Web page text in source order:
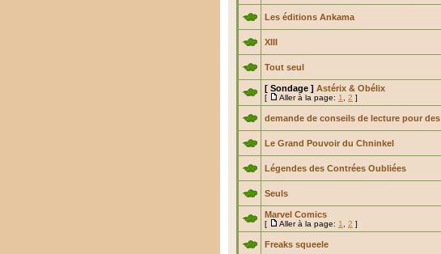
Les éditions Ankama
XIII
Tout seul
[ Sondage ] Astérix & Obélix
[ Aller à la page: 1 2 ]
demande de conseils de lecture pour
Le Grand Pouvoir du Chninkel
Légendes des Contrées Oubliées
Seuls
Marvel Comics
[ Aller à la page: 1 2 ]
Freaks squeele